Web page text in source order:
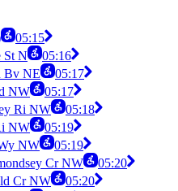
05:15
St N
05:16
Bv NE
05:17
NW
05:17
Ri NW
05:18
NW
05:19
NW
05:19
Cr NW
05:20
Cr NW
05:20